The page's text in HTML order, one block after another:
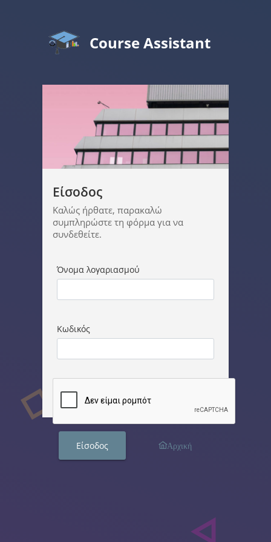
Course Assistant
Είσοδος
Καλώς ήρθατε, παρακαλώ
συμπληρώστε τη φόρμα για να
συνδεθείτε.
Όνομα λογαριασμού
Κωδικός
Είσοδος Αρχική